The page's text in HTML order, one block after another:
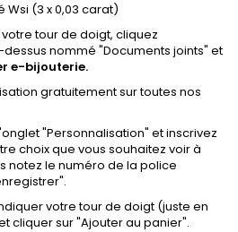
Wsi (3 x 0,03 carat)
tour de doigt, cliquez
nommé "Documents joints" et
e-bijouterie.
gratuitement sur toutes nos
"Personnalisation" et inscrivez
choix que vous souhaitez voir à
notez le numéro de la police
votre tour de doigt (juste en
cliquer sur "Ajouter au panier".